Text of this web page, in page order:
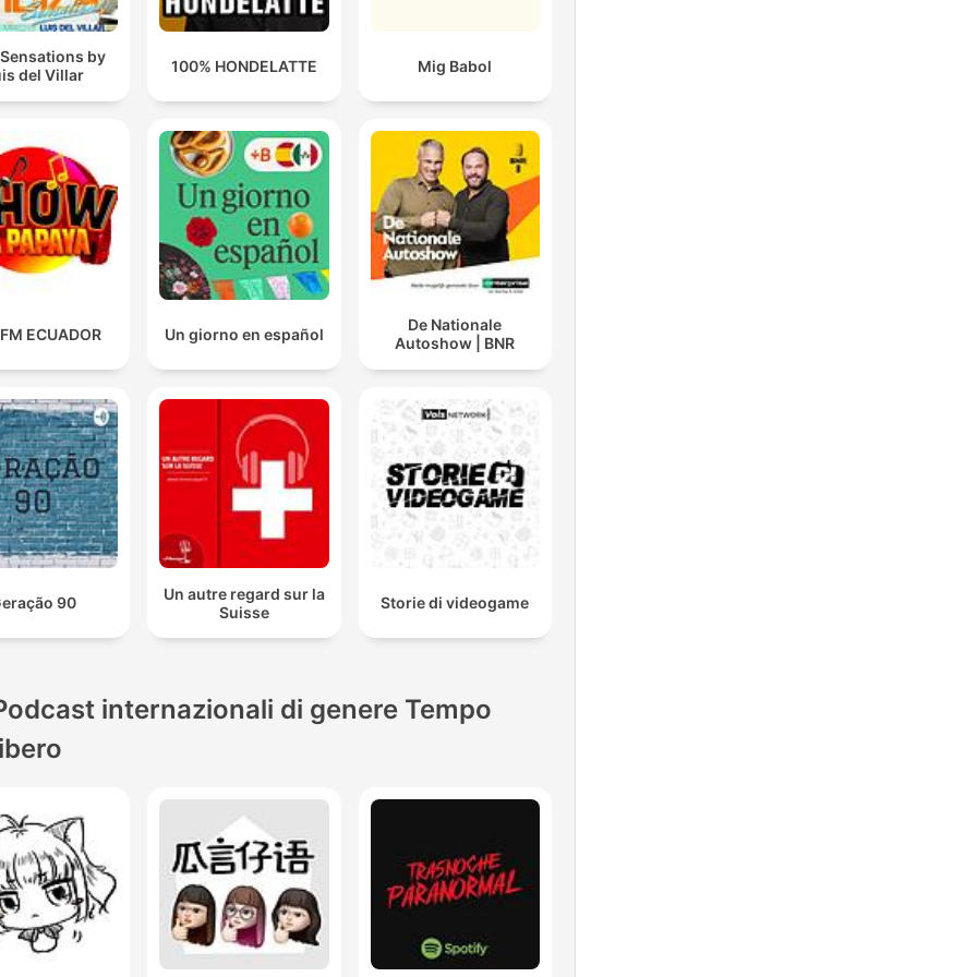
by
del Villar
100% HONDELATTE Mig Babol
ECUADOR Un giorno en español
De Nationale
Autoshow | BNR
90
Un autre regard sur la
Suisse
Storie di videogame
internazionali di genere Tempo